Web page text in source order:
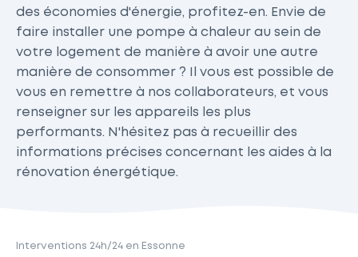
des économies d'énergie, profitez-en. Envie de
faire installer une pompe à chaleur au sein de
votre logement de manière à avoir une autre
manière de consommer ? Il vous est possible de
vous en remettre à nos collaborateurs, et vous
renseigner sur les appareils les plus
performants. N'hésitez pas à recueillir des
informations précises concernant les aides à la
rénovation énergétique.
Interventions 24h/24 en Essonne